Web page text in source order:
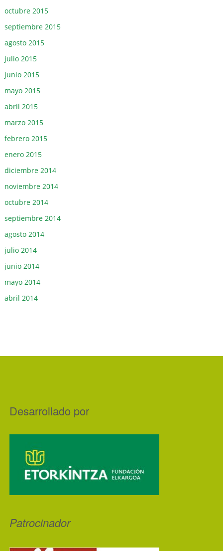
octubre 2015
septiembre 2015
agosto 2015
julio 2015
junio 2015
mayo 2015
abril 2015
marzo 2015
febrero 2015
enero 2015
diciembre 2014
noviembre 2014
octubre 2014
septiembre 2014
agosto 2014
julio 2014
junio 2014
mayo 2014
abril 2014
Desarrollado por
Patrocinador